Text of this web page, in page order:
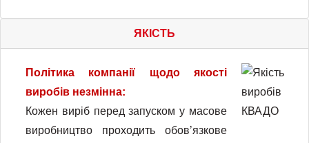
ЯКІСТЬ
Політика компанії щодо якості
виробів незмінна:
Кожен виріб перед запуском у масове
виробництво проходить обовʼязкове